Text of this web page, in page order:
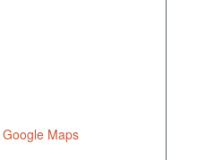
Google Maps